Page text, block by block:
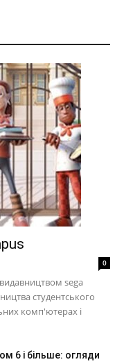
0
sega
студентського
комп'ютерах і
6 і більше: огляди